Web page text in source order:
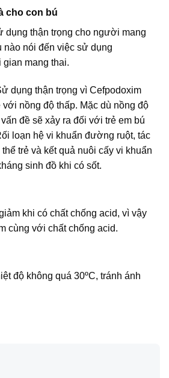
cho con bú
dụng thận trọng cho người mang
nào nói đến việc sử dụng
mang thai.
dụng thận trọng vì Cefpodoxim
nồng độ thấp. Mặc dù nồng độ
đề sẽ xảy ra đối với trẻ em bú
loạn hệ vi khuẩn đường ruột, tác
trẻ và kết quả nuôi cấy vi khuẩn
sinh đồ khi có sốt.
khi có chất chống acid, vì vậy
cùng với chất chống acid.
độ không quá 30ºC, tránh ánh